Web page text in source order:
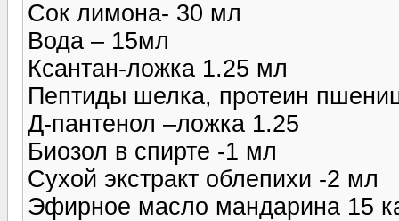
Сок лимона- 30 мл
Вода – 15мл
Ксантан-ложка 1.25 мл
Пептиды шелка, протеин
Д-пантенол –ложка 1.25
Биозол в спирте -1 мл
Сухой экстракт облепихи -2 мл
Эфирное масло мандарина 15